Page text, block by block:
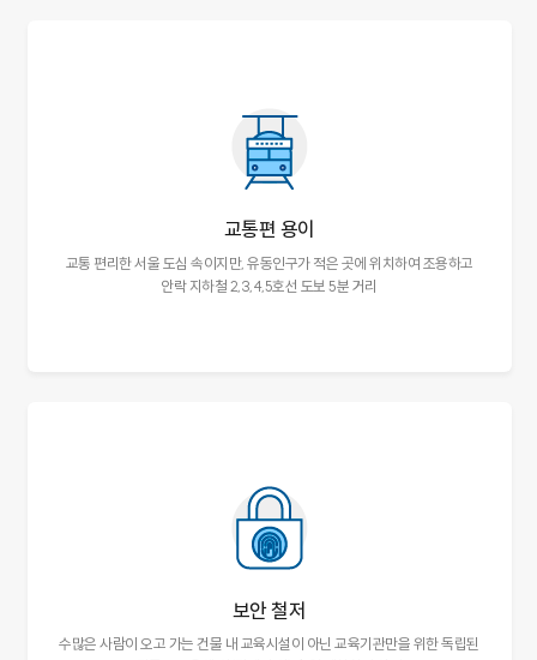
교통편 용이
교통 편리한 서울 도심 속이지만, 유동인구가 적은 곳에 위치하여 조용하고
안락지하철 2,3,4,5호선 도보 5분 거리
보안 철저
수많은 사람이 오고 가는 건물 내 교육시설이 아닌 교육기관만을 위한 독립된